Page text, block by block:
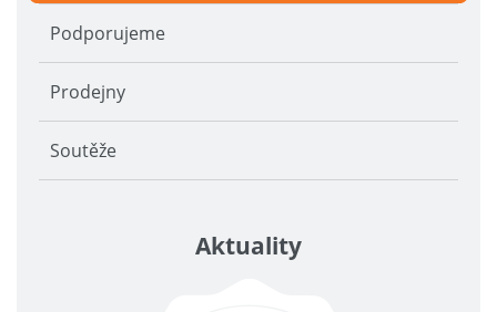
Podporujeme
Prodejny
Soutěže
Aktuality